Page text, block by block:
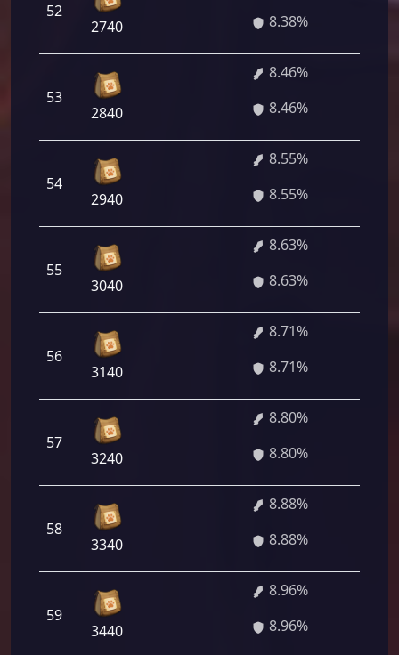
52
2740
8.38%
53
2840
8.46%
8.46%
54
2940
8.55%
8.55%
55
3040
8.63%
8.63%
56
3140
8.71%
8.71%
57
3240
8.80%
8.80%
58
3340
8.88%
8.88%
59
3440
8.96%
8.96%